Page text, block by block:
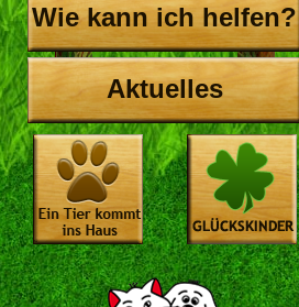
Wie kann ich helfen?
Aktuelles